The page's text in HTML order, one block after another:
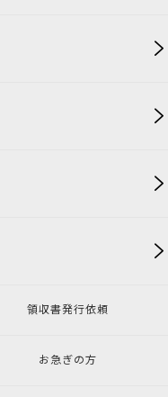
領収書発行依頼
お急ぎの方